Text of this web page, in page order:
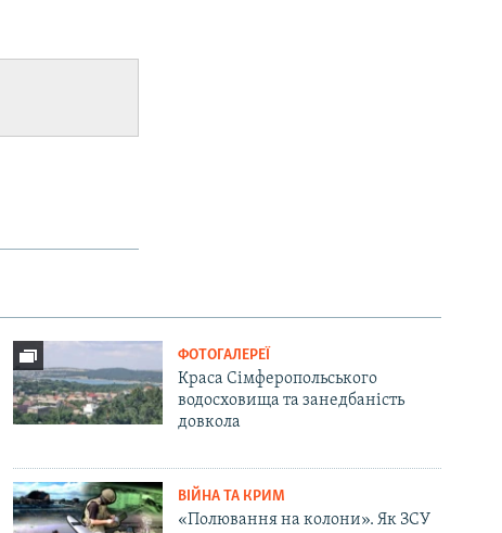
ФОТОГАЛЕРЕЇ
Краса Сімферопольського
водосховища та занедбаність
довкола
ВІЙНА ТА КРИМ
«Полювання на колони». Як ЗСУ